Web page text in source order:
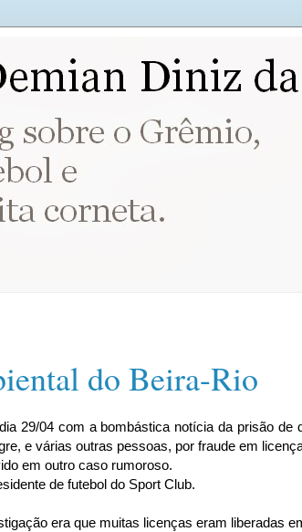
do Beira-Rio
29/04 com a bombástica notícia da prisão de
e várias outras pessoas, por fraude em
em outro caso rumoroso.
de futebol do Sport Club.
era que muitas licenças eram liberadas